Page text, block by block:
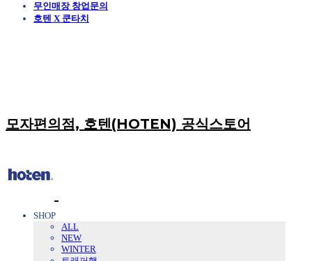
무인매장 창업문의
호텐 X 쿤타치
모자편의점, 호텐(HOTEN) 공식스토어
SHOP
ALL
NEW
WINTER